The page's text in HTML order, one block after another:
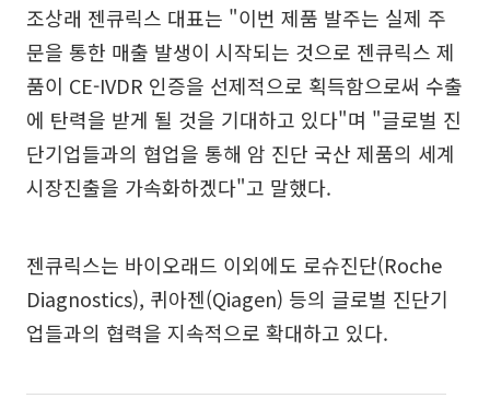
조상래 젠큐릭스 대표는 "이번 제품 발주는 실제 주
문을 통한 매출 발생이 시작되는 것으로 젠큐릭스 제
품이 CE-IVDR 인증을 선제적으로 획득함으로써 수출
에 탄력을 받게 될 것을 기대하고 있다"며 "글로벌 진
단기업들과의 협업을 통해 암 진단 국산 제품의 세계
시장진출을 가속화하겠다"고 말했다.
젠큐릭스는 바이오래드 이외에도 로슈진단(Roche
Diagnostics), 퀴아젠(Qiagen) 등의 글로벌 진단기
업들과의 협력을 지속적으로 확대하고 있다.